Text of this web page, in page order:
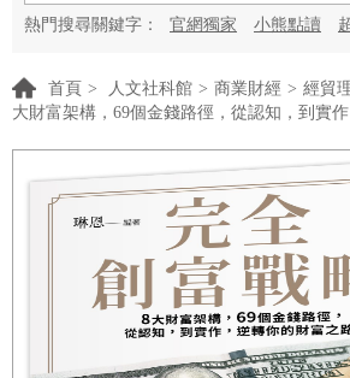
熱門搜尋關鍵字： 官網獨家 小熊點讀
首頁 > 人文社科館 > 商業財經 > 經貿
大財富架構，69個金錢路徑，從認知，到實